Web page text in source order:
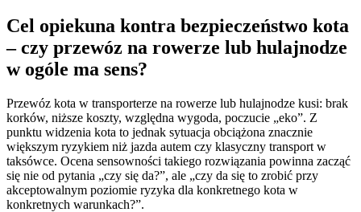
Cel opiekuna kontra bezpieczeństwo kota
– czy przewóz na rowerze lub hulajnodze
w ogóle ma sens?
Przewóz kota w transporterze na rowerze lub hulajnodze kusi: brak
korków, niższe koszty, względna wygoda, poczucie „eko”. Z
punktu widzenia kota to jednak sytuacja obciążona znacznie
większym ryzykiem niż jazda autem czy klasyczny transport w
taksówce. Ocena sensowności takiego rozwiązania powinna zacząć
się nie od pytania „czy się da?”, ale „czy da się to zrobić przy
akceptowalnym poziomie ryzyka dla konkretnego kota w
konkretnych warunkach?”.